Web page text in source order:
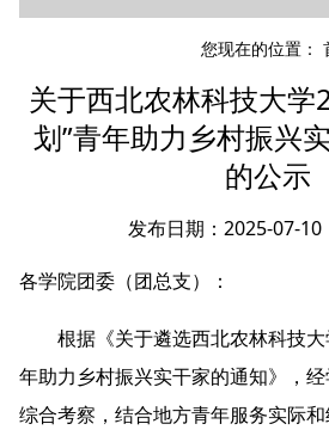
您现在的位置：
关于西北农林科技大学
划”青年助力乡村振兴
的公示
发布日期：2025-07-10
各学院团委（团总支）：
根据《关于遴选西北农林科技
年助力乡村振兴实干家的通知》，
综合考察，结合地方青年服务实际